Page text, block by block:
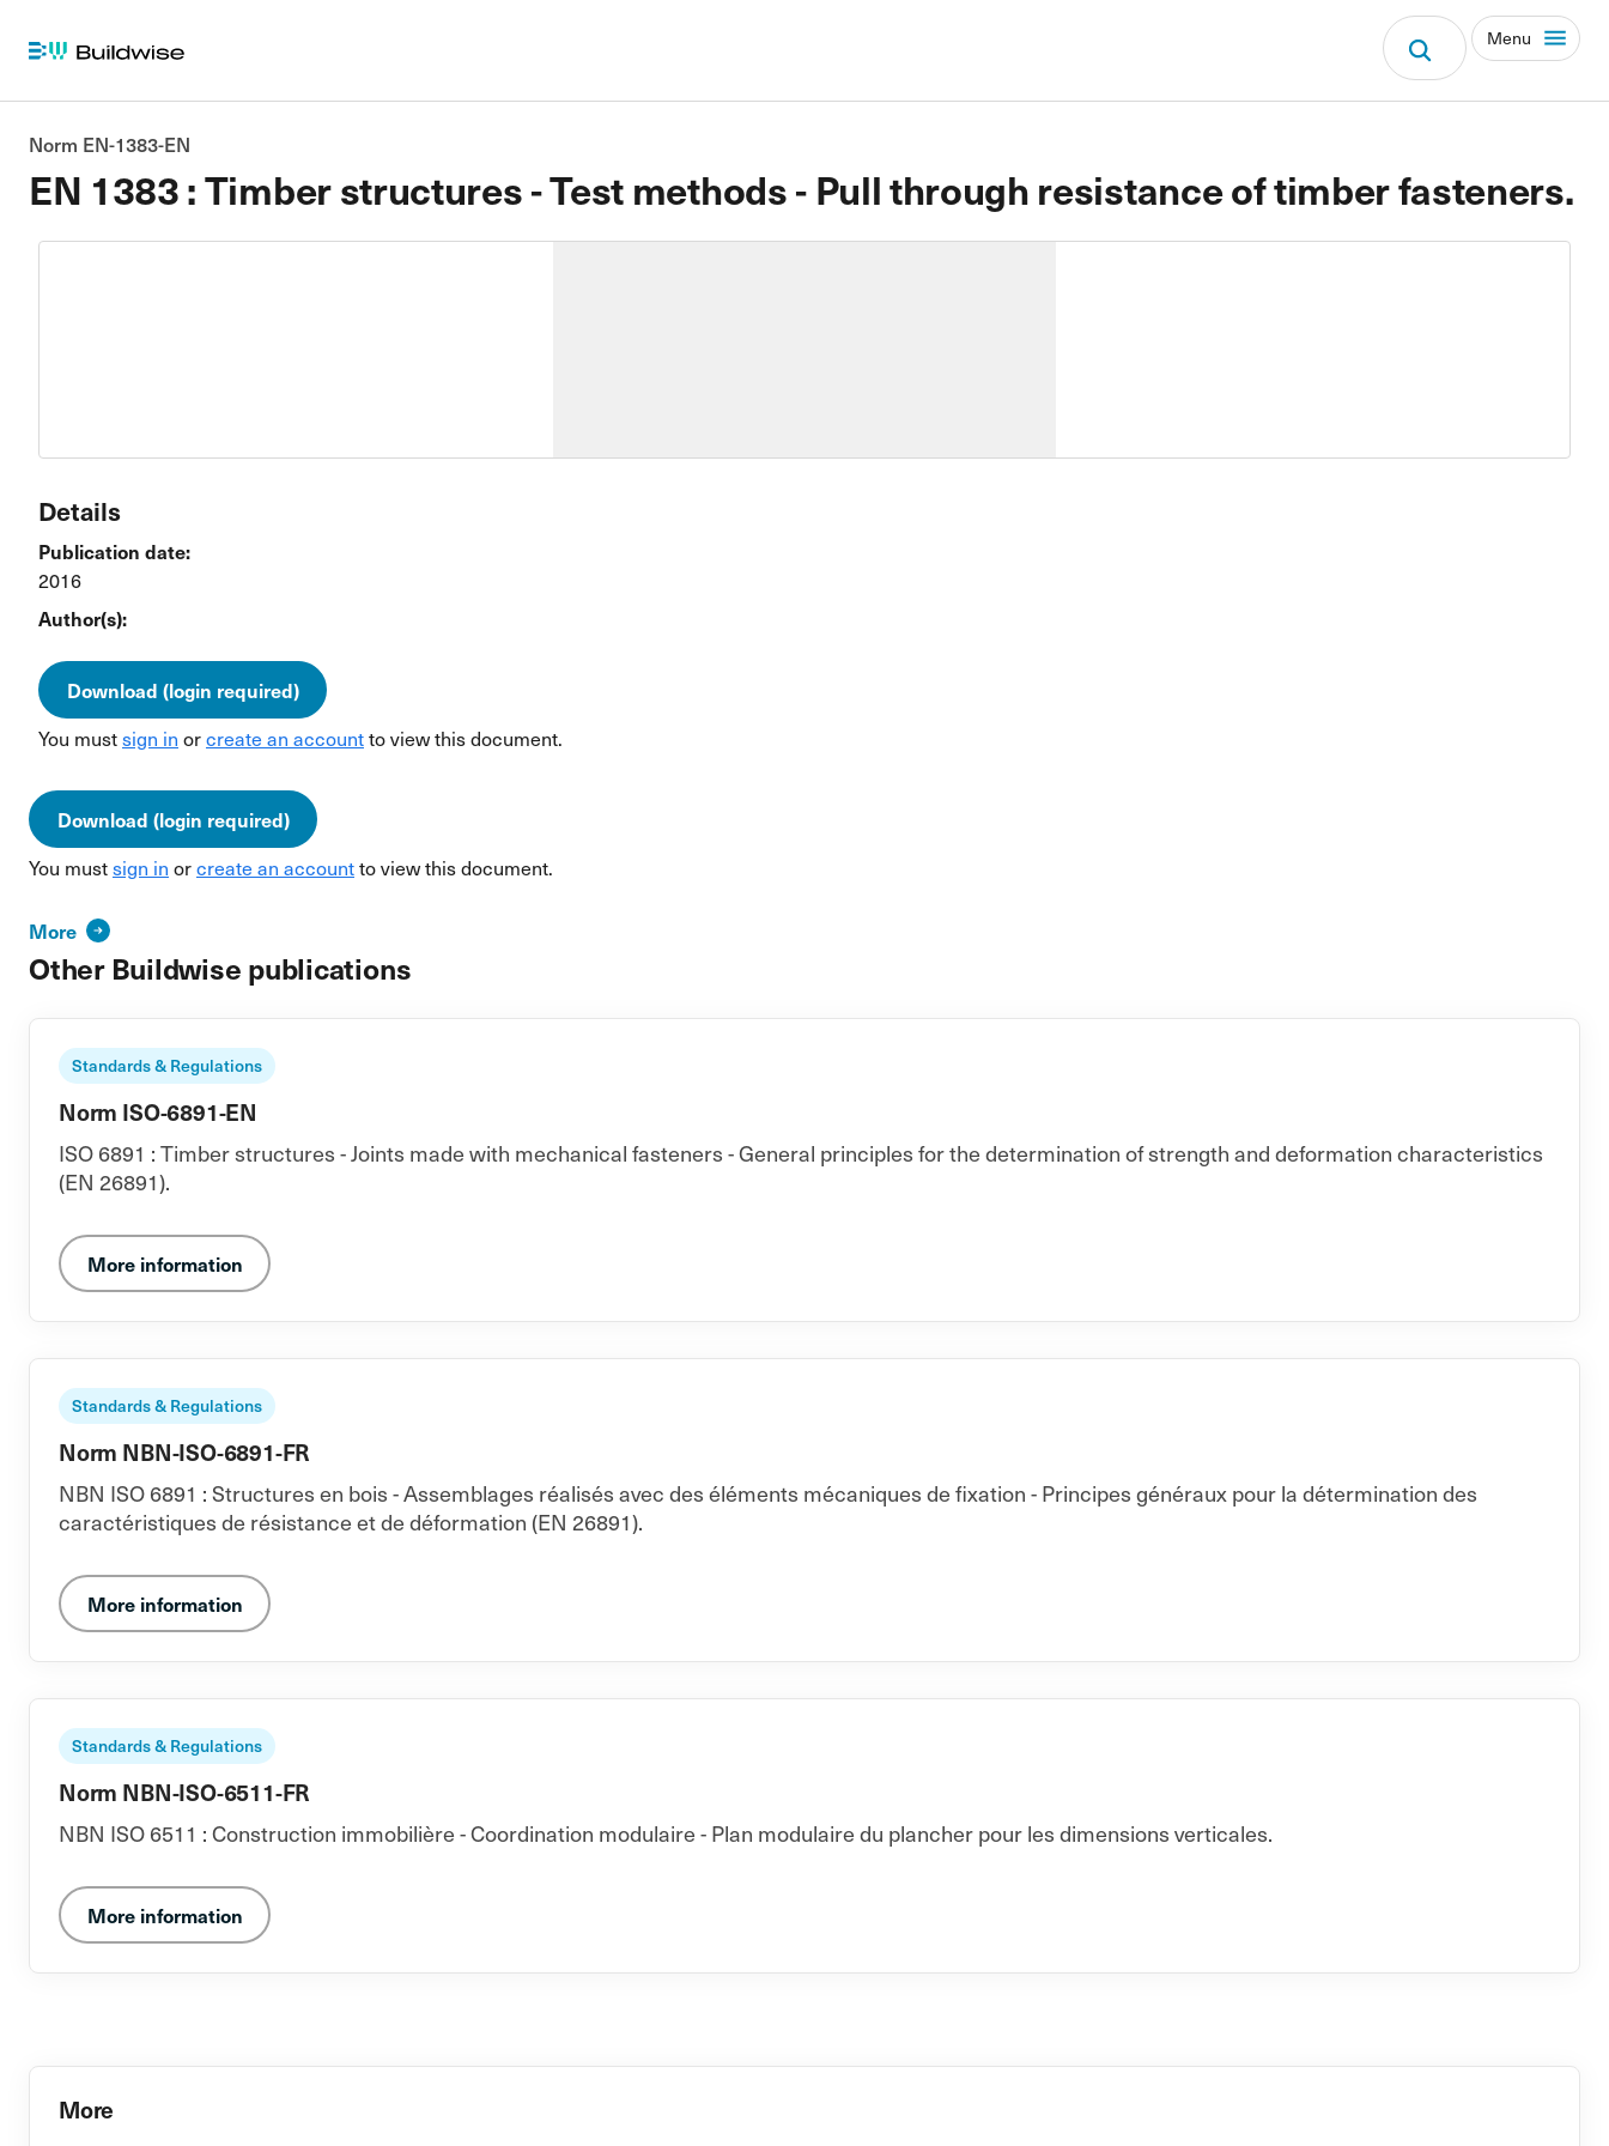
Menu
EN 1383 : Timber structures - Test methods - Pull through resistance of timber fasteners.
Norm EN-1383-EN
Details
Publication date:
2016
Author(s):
Download (login required)
You mustsign in orcreate an accountto view this document.
Download (login required)
You mustsign in orcreate an accountto view this document.
More
Other Buildwise publications
Standards & Regulations
Norm ISO-6891-EN
ISO 6891 : Timber structures - Joints made with mechanical fasteners - General principles for the determination of strength and deformation characteristics
(EN 26891).
More information
Standards & Regulations
Norm NBN-ISO-6891-FR
NBN ISO 6891 : Structures en bois - Assemblages réalisés avec des éléments mécaniques de fixation - Principes généraux pour la détermination des
caractéristiques de résistance et de déformation (EN 26891).
More information
Standards & Regulations
Norm NBN-ISO-6511-FR
NBN ISO 6511 : Construction immobilière - Coordination modulaire - Plan modulaire du plancher pour les dimensions verticales.
More information
More